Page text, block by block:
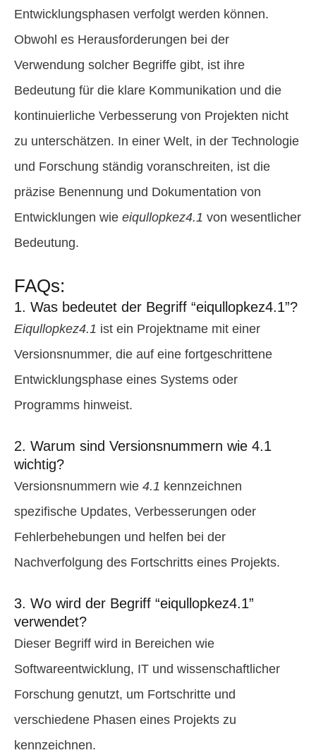
Entwicklungsphasen verfolgt werden können.
Obwohl es Herausforderungen bei der
Verwendung solcher Begriffe gibt, ist ihre
Bedeutung für die klare Kommunikation und die
kontinuierliche Verbesserung von Projekten nicht
zu unterschätzen. In einer Welt, in der Technologie
und Forschung ständig voranschreiten, ist die
präzise Benennung und Dokumentation von
Entwicklungen wie eiqullopkez4.1 von wesentlicher
Bedeutung.
FAQs:
1. Was bedeutet der Begriff “eiqullopkez4.1”?
Eiqullopkez4.1 ist ein Projektname mit einer
Versionsnummer, die auf eine fortgeschrittene
Entwicklungsphase eines Systems oder
Programms hinweist.
2. Warum sind Versionsnummern wie 4.1
wichtig?
Versionsnummern wie 4.1 kennzeichnen
spezifische Updates, Verbesserungen oder
Fehlerbehebungen und helfen bei der
Nachverfolgung des Fortschritts eines Projekts.
3. Wo wird der Begriff “eiqullopkez4.1”
verwendet?
Dieser Begriff wird in Bereichen wie
Softwareentwicklung, IT und wissenschaftlicher
Forschung genutzt, um Fortschritte und
verschiedene Phasen eines Projekts zu
kennzeichnen.